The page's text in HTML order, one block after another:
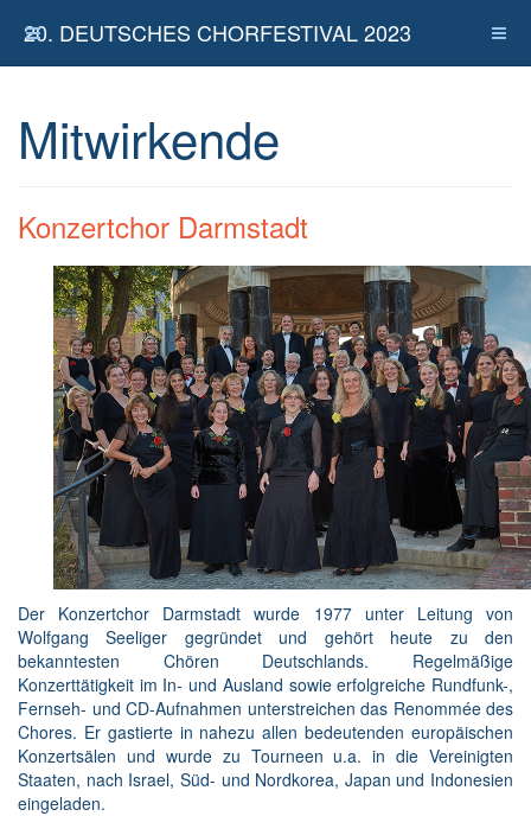
20. DEUTSCHES CHORFESTIVAL 2023
Mitwirkende
Konzertchor Darmstadt
Der Konzertchor Darmstadt wurde 1977 unter Leitung von
Wolfgang Seeliger gegründet und gehört heute zu den
bekanntesten Chören Deutschlands. Regelmäßige
Konzerttätigkeit im In- und Ausland sowie erfolgreiche Rundfunk-,
Fernseh- und CD-Aufnahmen unterstreichen das Renommée des
Chores. Er gastierte in nahezu allen bedeutenden europäischen
Konzertsälen und wurde zu Tourneen u.a. in die Vereinigten
Staaten, nach Israel, Süd- und Nordkorea, Japan und Indonesien
eingeladen.